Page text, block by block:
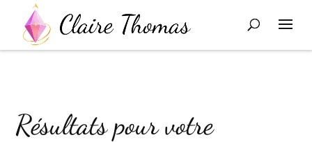
Résultats pour votre